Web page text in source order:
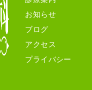
お知らせ
ブログ
アクセス
プライバシー